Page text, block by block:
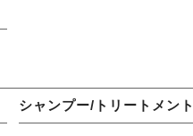
シャンプー/トリートメント